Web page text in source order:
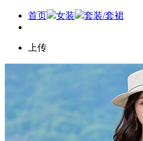
首页 女装 套装/套裙
上传